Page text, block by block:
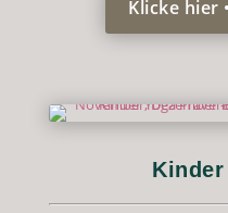
Klicke hier
Kinder